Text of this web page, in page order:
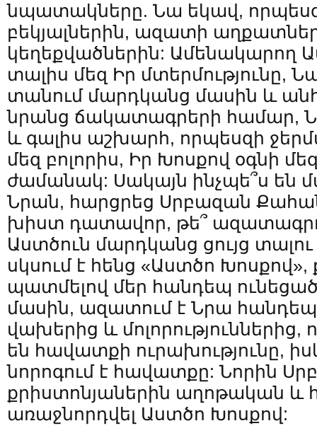
նպատակները. Նա եկավ,
բեկյալներին, ազատի
կեղեքվածներին: Ամենակարող
տալիս մեզ Իր մտերմությունը,
տանում մարդկանց մասին և
նրանց ճակատագրերի համար,
և գալիս աշխարհ, որպեսզի
մեզ բոլորիս, Իր Խոսքով օգնի
ժամանակ: Սակայն ինչպե՞ս են
Նրան, հարցրեց Սրբազան
խիստ դատավոր, թե՞
Աստծուն մարդկանց ցույց
սկսում է հենց «Աստծո Խոսքով»,
պատմելով մեր հանդեպ
մասին, ազատում է Նրա հանդեպ
վախերից և մոլորություններից,
են հավատքի ուրախությունը,
նորոգում է հավատքը: Նորին
քրիստոնյաներին աղոթական և
առաջնորդվել Աստծո Խոսքով: